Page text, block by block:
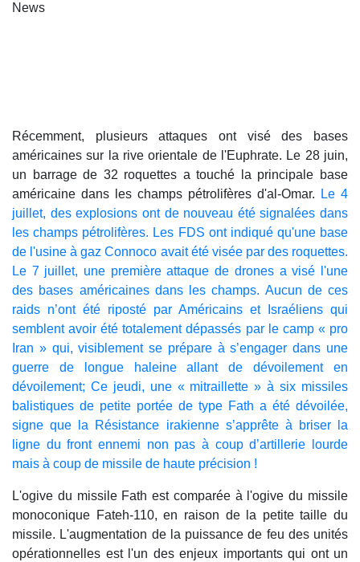
News
Récemment, plusieurs attaques ont visé des bases
américaines sur la rive orientale de l'Euphrate. Le 28 juin,
un barrage de 32 roquettes a touché la principale base
américaine dans les champs pétrolifères d'al-Omar. Le 4
juillet, des explosions ont de nouveau été signalées dans
les champs pétrolifères. Les FDS ont indiqué qu'une base
de l'usine à gaz Connoco avait été visée par des roquettes.
Le 7 juillet, une première attaque de drones a visé l'une
des bases américaines dans les champs. Aucun de ces
raids n’ont été riposté par Américains et Israéliens qui
semblent avoir été totalement dépassés par le camp « pro
Iran » qui, visiblement se prépare à s’engager dans une
guerre de longue haleine allant de dévoilement en
dévoilement; Ce jeudi, une « mitraillette » à six missiles
balistiques de petite portée de type Fath a été dévoilée,
signe que la Résistance irakienne s’apprête à briser la
ligne du front ennemi non pas à coup d’artillerie lourde
mais à coup de missile de haute précision !
L'ogive du missile Fath est comparée à l'ogive du missile
monoconique Fateh-110, en raison de la petite taille du
missile. L'augmentation de la puissance de feu des unités
opérationnelles est l'un des enjeux importants qui ont un